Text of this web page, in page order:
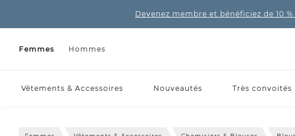
Devenez membre et bénéficiez de 10
Femmes Hommes
Vêtements & Accessoires Nouveautés Très convoités